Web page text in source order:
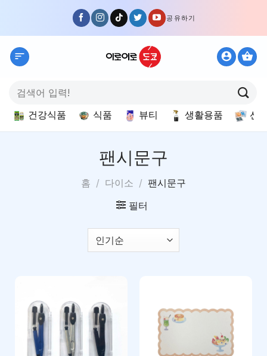
content
공유하기
색:
건강식품 식품 뷰티 생활용품 선
팬시문구
홈 / 다이소 / 팬시문구
필터